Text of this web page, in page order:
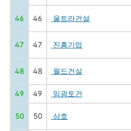
46 46 울트라건설
47 47 진흥기업
48 48 월드건설
49
49 임광토건
50 50 삼호